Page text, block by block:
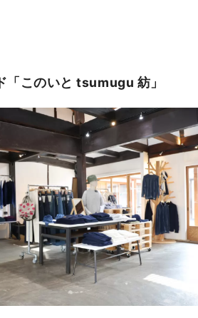
「このいと tsumugu 紡」